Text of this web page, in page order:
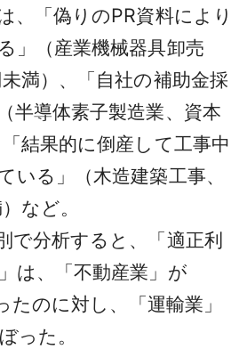
、「偽りのPR資料により
」（産業機械器具卸売
満）、「自社の補助金採
半導体素子製造業、資本
結果的に倒産して工事中
いる」（木造建築工事、
など。
で分析すると、「適正利
は、「不動産業」が
たのに対し、「運輸業」
った。